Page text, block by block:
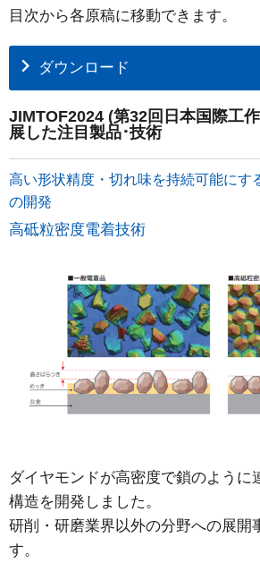
目次から各原稿に移動できます。
ダウンロード
JIMTOF2024 (第32回日本国際工
展した注目製品･技術
高い形状精度・切れ味を持続可能にす
の開発
高砥粒密度電着技術
ダイヤモンドが高密度で鎖のように
構造を開発しました。
研削・研磨業界以外の分野への展開
す。